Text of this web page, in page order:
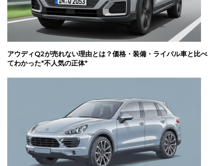
アウディQ2が売れない理由とは？価格・装備・ライバル車と比べ
てわかった"不人気の正体"